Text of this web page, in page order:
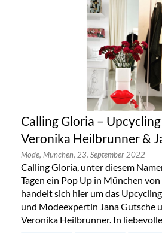
Calling Gloria –
Veronika Heilbrunner &
Mode, München, 23. September 2022
Calling Gloria, unter diesem
Tagen ein Pop Up in München von
handelt sich hier um das
und Modeexpertin Jana Gutsche
Veronika Heilbrunner. In